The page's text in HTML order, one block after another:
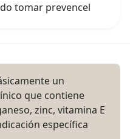
tomar prevencel
un
que contiene
zinc, vitamina E
específica